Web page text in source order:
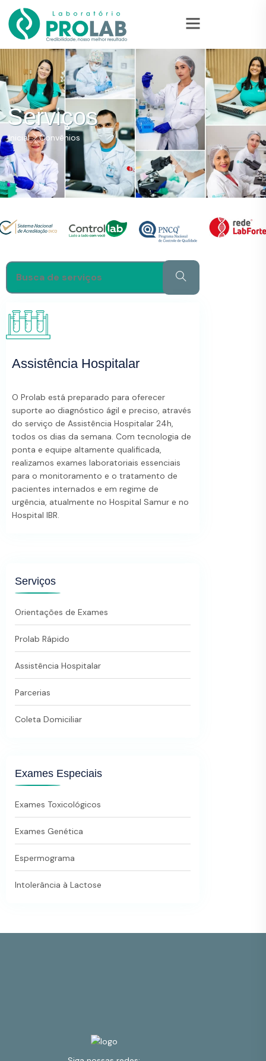
Serviços
Inicial Convênios
Assistência Hospitalar
O Prolab está preparado para oferecer
suporte ao diagnóstico ágil e preciso, através
do serviço de Assistência Hospitalar 24h,
todos os dias da semana. Com tecnologia de
ponta e equipe altamente qualificada,
realizamos exames laboratoriais essenciais
para o monitoramento e o tratamento de
pacientes internados e em regime de
urgência, atualmente no Hospital Samur e no
Hospital IBR.
Serviços
Orientações de Exames
Prolab Rápido
Assistência Hospitalar
Parcerias
Coleta Domiciliar
Exames Especiais
Exames Toxicológicos
Exames Genética
Espermograma
Intolerância à Lactose